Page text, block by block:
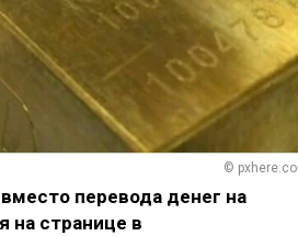
©
перeвода денег на
на странице в